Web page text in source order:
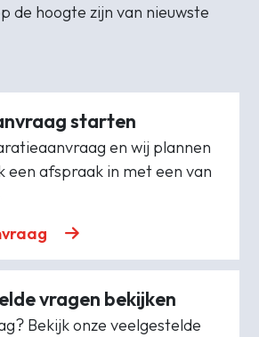
de hoogte zijn van nieuwste
starten
en wij plannen
een afspraak in met een van
vragen bekijken
Bekijk onze veelgestelde